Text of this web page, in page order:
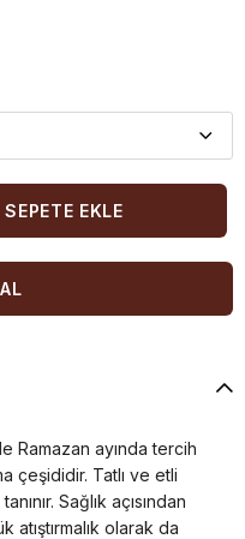
Ramazan ayında tercih
çeşididir. Tatlı ve etli
Sağlık açısından
atıştırmalık olarak da